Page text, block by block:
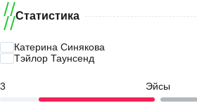
Статистика
Катерина Синякова
Тэйлор Таунсенд
3 Эйсы